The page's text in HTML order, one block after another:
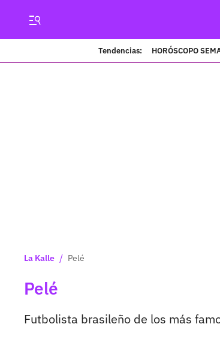
Tendencias: HORÓSCOPO
La Kalle / Pelé
Pelé
Futbolista brasileño de los más